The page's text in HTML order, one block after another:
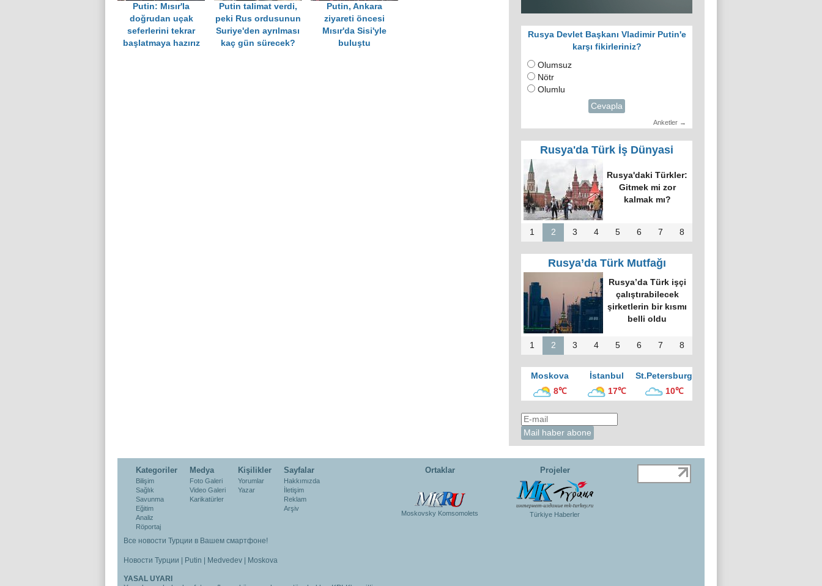
Putin: Mısır'la
doğrudan uçak
seferlerini tekrar
başlatmaya hazırız
Putin talimat verdi,
peki Rus ordusunun
Suriye'den ayrılması
kaç gün sürecek?
Putin, Ankara
ziyareti öncesi
Mısır'da Sisi'yle
buluştu
Rusya Devlet Başkanı Vladimir Putin'e
karşı fikirleriniz?
Olumsuz
Nötr
Olumlu
Cevapla
Anketler →
Rusya'da Türk İş Dünyasi
Rusya'daki Türkler:
Gitmek mi zor
kalmak mı?
1 2 3 4 5 6 7 8
Rusya’da Türk Mutfağı
Rusya’da Türk işçi
çalıştırabilecek
şirketlerin bir kısmı
belli oldu
1 2 3 4 5 6 7 8
Moskova İstanbul
St.Petersburg
8℃
17℃ 10℃
Kategoriler
Bilişim
Sağlık
Savunma
Eğitim
Analiz
Röportaj
Medya
Foto Galeri
Video Galeri
Karikatürler
Kişilikler
Yorumlar
Yazar
Sayfalar
Hakkımızda
İletişim
Reklam
Arşiv
Ortaklar
Moskovsky Komsomolets
Projeler
Türkiye Haberler
Все новости Турции в Вашем смартфоне!
Новости Турции Putin Medvedev Moskova
YASAL UYARI